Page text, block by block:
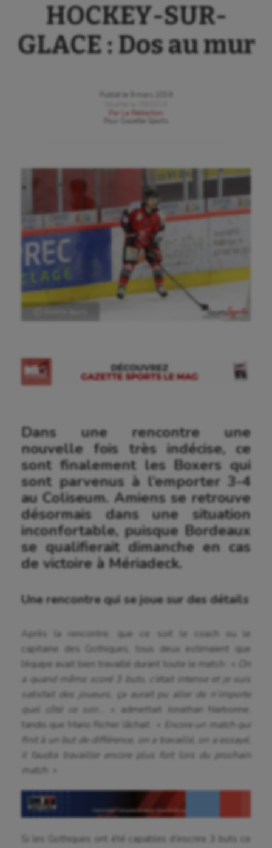
HOCKEY-SUR-
GLACE : Dos au mur
Publié le
9 mars 2019
Par
La Rédaction
Gazette Sports
Dans une rencontre une
nouvelle fois très indécise, ce
sont finalement les Boxers qui
sont parvenus à l’emporter 3-4
au Coliseum. Amiens se retrouve
désormais dans une situation
inconfortable, puisque Bordeaux
se qualifierait dimanche en cas
de victoire à Mériadeck.
Une rencontre qui se joue sur des détails
Après la rencontre, que ce soit le coach ou le
capitaine des Gothiques, tous deux estimaient que
l’équipe avait bien travaillé durant toute le match : «
On
a quand même scoré 3 buts, c’était intense et je suis
satisfait des joueurs, ça aurait pu aller de n’importe
quel côté ce soir… »
, admettait Jonathan Narbonne,
tandis que Mario Richer lâchait : «
Encore un match qui
finit à un but de différence, on a travaillé, on a essayé,
il faudra travailler encore plus fort lors du prochain
match. »
Si les Gothiques ont été capables d’inscrire 3 buts ce